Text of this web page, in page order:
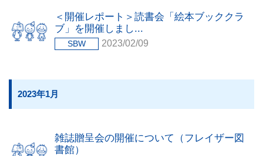
＜開催レポート＞読書会「絵本ブッククラ
ブ」を開催しまし...
SBW 2023/02/09
2023年1月
雑誌贈呈会の開催について（フレイザー図
書館）